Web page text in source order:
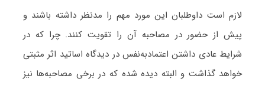
لازم است داوطلبان این مورد مهم را مدنظر داشته باشند و
پیش از حضور در مصاحبه آن را تقویت کنند. چرا که در
شرایط عادی داشتن اعتمادبه‌نفس در دیدگاه اساتید اثر مثبتی
خواهد گذاشت و البته دیده شده که در برخی مصاحبه‌ها نیز